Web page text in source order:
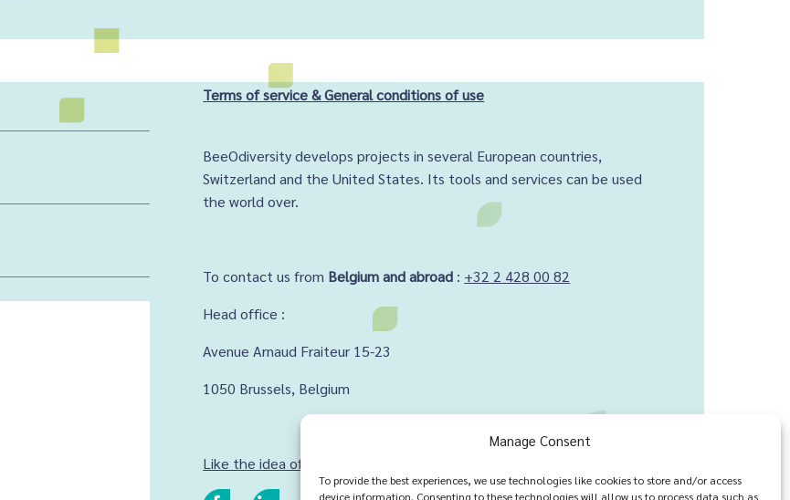
Manage Consent
To provide the best experiences, we use technologies like cookies to store and/or access
device information. Consenting to these technologies will allow us to process data such as
Terms of service & General conditions of use
BeeOdiversity develops projects in several European countries,
Switzerland and the United States. Its tools and services can be used
the world over.
To contact us from Belgium and abroad : +32 2 428 00 82
Head office :
Avenue Arnaud Fraiteur 15-23
1050 Brussels, Belgium
Like the idea of working with us ?